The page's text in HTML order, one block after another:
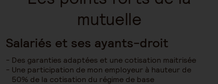
mutuelle
Salariés et ses ayants-droit
Des garanties adaptées et une cotisation maitrisée
Une participation de mon employeur à hauteur de
50% de la cotisation du régime de base